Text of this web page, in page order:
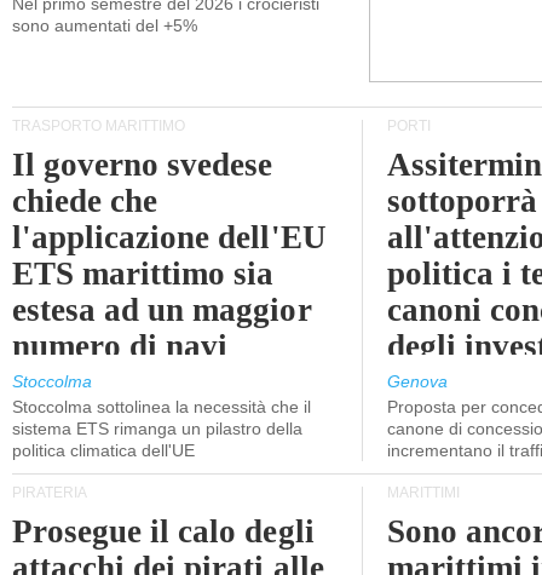
sono aumentati del +5%
TRASPORTO MARITTIMO
Il governo svedese
chiede che
l'applicazione dell'EU
ETS marittimo sia
estesa ad un maggior
numero di navi
Stoccolma
Stoccolma sottolinea la necessità che il
sistema ETS rimanga un pilastro della
politica climatica dell'UE
PORTI
sottoporrà
politica i
canoni
degli
Genova
Proposta per
canone di
incrementano il
PIRATERIA
Prosegue il calo degli
attacchi dei pirati alle
MARITTIMI
Sono
marittimi